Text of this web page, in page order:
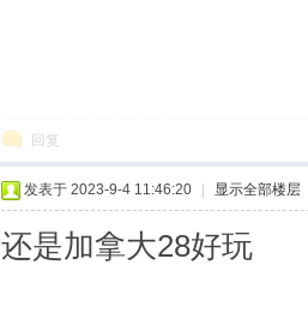
回复
发表于 2023-9-4 11:46:20 显示全部楼层
还是加拿大28好玩